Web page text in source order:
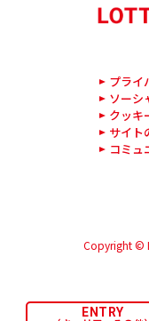
ENTRY
プライ
ソーシ
クッキ
サイト
コミュ
Copyright ©